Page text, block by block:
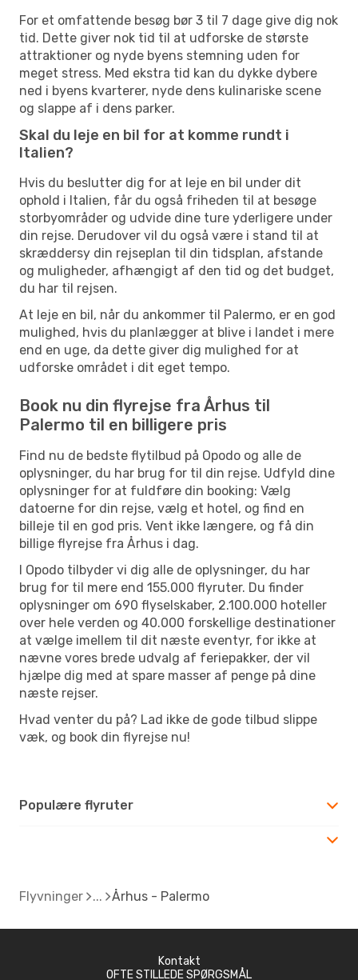
For et omfattende besøg bør 3 til 7 dage give dig nok
tid. Dette giver nok tid til at udforske de største
attraktioner og nyde byens stemning uden for
meget stress. Med ekstra tid kan du dykke dybere
ned i byens kvarterer, nyde dens kulinariske scene
og slappe af i dens parker.
Skal du leje en bil for at komme rundt i
Italien?
Hvis du beslutter dig for at leje en bil under dit
ophold i Italien, får du også friheden til at besøge
storbyområder og udvide dine ture yderligere under
din rejse. Derudover vil du også være i stand til at
skræddersy din rejseplan til din tidsplan, afstande
og muligheder, afhængigt af den tid og det budget,
du har til rejsen.
At leje en bil, når du ankommer til Palermo, er en god
mulighed, hvis du planlægger at blive i landet i mere
end en uge, da dette giver dig mulighed for at
udforske området i dit eget tempo.
Book nu din flyrejse fra Århus til
Palermo til en billigere pris
Find nu de bedste flytilbud på Opodo og alle de
oplysninger, du har brug for til din rejse. Udfyld dine
oplysninger for at fuldføre din booking: Vælg
datoerne for din rejse, vælg et hotel, og find en
billeje til en god pris. Vent ikke længere, og få din
billige flyrejse fra Århus i dag.
I Opodo tilbyder vi dig alle de oplysninger, du har
brug for til mere end 155.000 flyruter. Du finder
oplysninger om 690 flyselskaber, 2.100.000 hoteller
over hele verden og 40.000 forskellige destinationer
at vælge imellem til dit næste eventyr, for ikke at
nævne vores brede udvalg af feriepakker, der vil
hjælpe dig med at spare masser af penge på dine
næste rejser.
Hvad venter du på? Lad ikke de gode tilbud slippe
væk, og book din flyrejse nu!
Populære flyruter
Flyvninger Århus - Palermo
Kontakt
OFTE STILLEDE SPØRGSMÅL